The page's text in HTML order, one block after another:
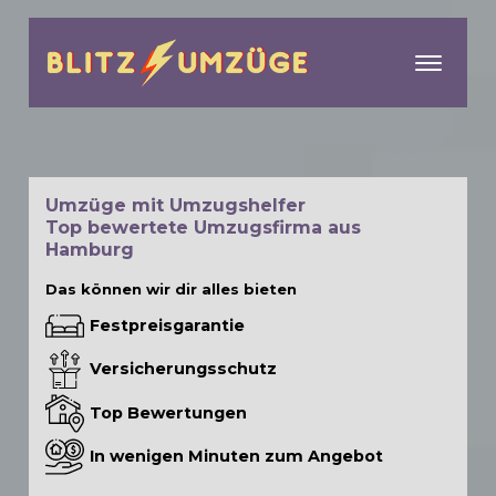
Umzüge mit Umzugshelfer
Top bewertete Umzugsfirma aus
Hamburg
Das können wir dir alles bieten
Festpreisgarantie
Versicherungsschutz
Top Bewertungen
In wenigen Minuten zum Angebot